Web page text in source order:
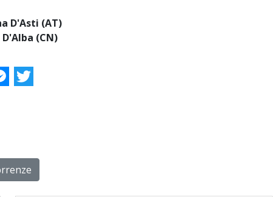
D'Asti (AT)
(CN)
Twitter